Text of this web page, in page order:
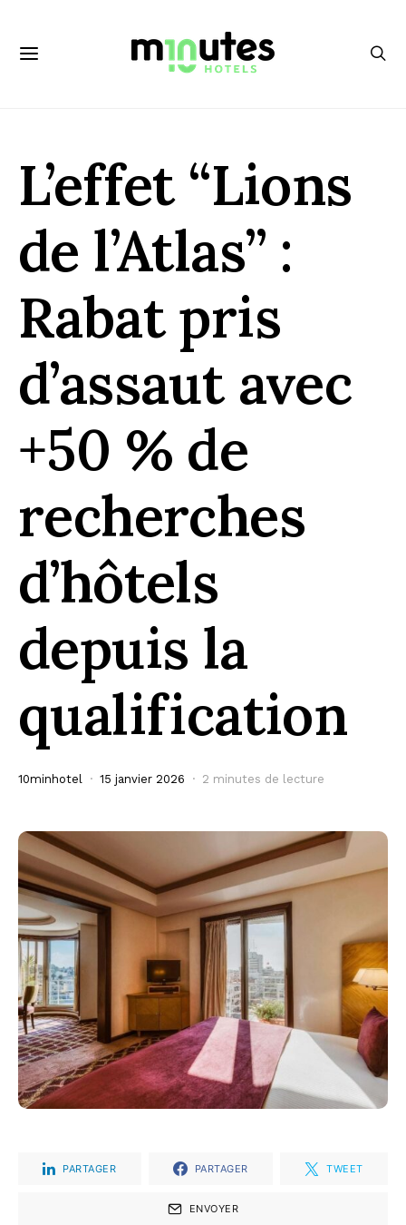
L’effet “Lions
de l’Atlas” :
Rabat pris
d’assaut avec
+50 % de
recherches
d’hôtels
depuis la
qualification
10minhotel 15 janvier 2026 2 minutes de lecture
PARTAGER PARTAGER TWEET
ENVOYER